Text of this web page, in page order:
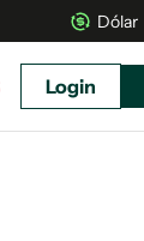
Dólar
Login